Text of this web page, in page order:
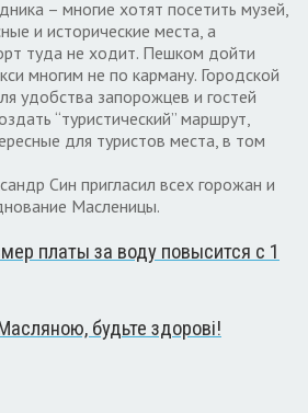
– многие хотят посетить музей,
и исторические места, а
туда не ходит. Пешком дойти
многим не по карману. Городской
удобства запорожцев и гостей
“туристический” маршрут,
для туристов места, в том
Син пригласил всех горожан и
Масленицы.
платы за воду повысится с 1
будьте здорові!